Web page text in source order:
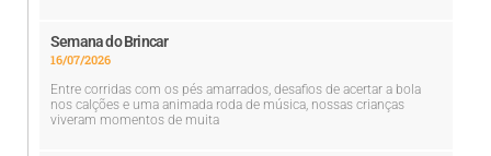
Semana do Brincar
16/07/2026
Entre corridas com os pés amarrados, desafios de acertar a bola
nos calções e uma animada roda de música, nossas crianças
viveram momentos de muita